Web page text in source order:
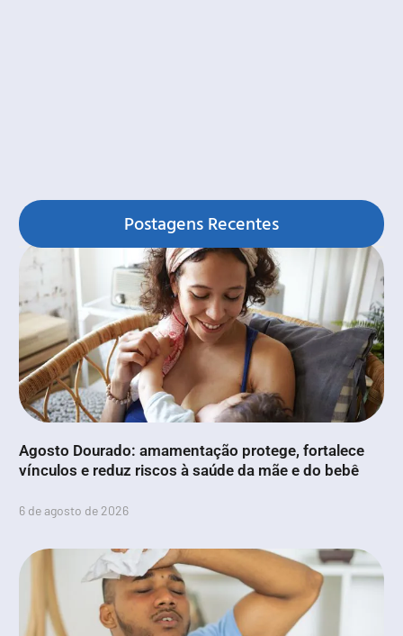
Postagens Recentes
Agosto Dourado: amamentação protege, fortalece
vínculos e reduz riscos à saúde da mãe e do bebê
6 de agosto de 2026